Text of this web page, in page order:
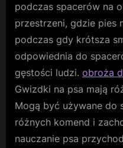
podczas spacerów na
przestrzeni, gdzie pies
podczas gdy krótsza
odpowiednia do
gęstości ludzi. obroża
Gwizdki na psa mają
Mogą być używane do
różnych komend i
nauczanie psa